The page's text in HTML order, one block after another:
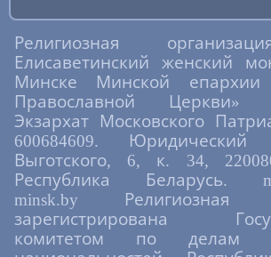
Религиозная
Елисаветинский женский
Минске Минской епархии
Православной Церкви»
Экзархат Московского
600684609.
Выготского, 6, к. 34,
Республика Беларусь.
minsk.by Религиозная
зарегистрирована
комитетом по делам